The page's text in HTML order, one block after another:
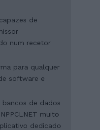
de
num recetor
para qualquer
software e
bancos de dados
muito
dedicado